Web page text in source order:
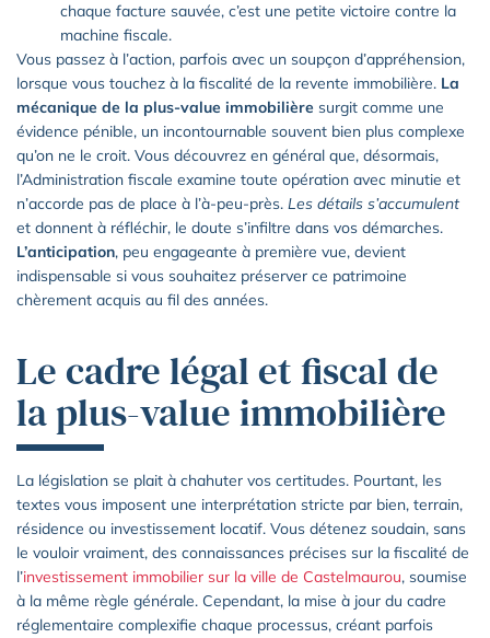
chaque facture sauvée, c’est une petite victoire contre la
machine fiscale.
Vous passez à l’action, parfois avec un soupçon d’appréhension,
lorsque vous touchez à la fiscalité de la revente immobilière. La
mécanique de la plus-value immobilière surgit comme une
évidence pénible, un incontournable souvent bien plus complexe
qu’on ne le croit. Vous découvrez en général que, désormais,
l’Administration fiscale examine toute opération avec minutie et
n’accorde pas de place à l’à-peu-près. Les détails s’accumulent
et donnent à réfléchir, le doute s’infiltre dans vos démarches.
L’anticipation, peu engageante à première vue, devient
indispensable si vous souhaitez préserver ce patrimoine
chèrement acquis au fil des années.
Le cadre légal et fiscal de
la plus-value immobilière
La législation se plait à chahuter vos certitudes. Pourtant, les
textes vous imposent une interprétation stricte par bien, terrain,
résidence ou investissement locatif. Vous détenez soudain, sans
le vouloir vraiment, des connaissances précises sur la fiscalité de
l’investissement immobilier sur la ville de Castelmaurou, soumise
à la même règle générale. Cependant, la mise à jour du cadre
réglementaire complexifie chaque processus, créant parfois